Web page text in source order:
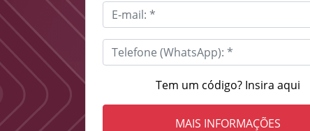
Tem um código? Insira aqui